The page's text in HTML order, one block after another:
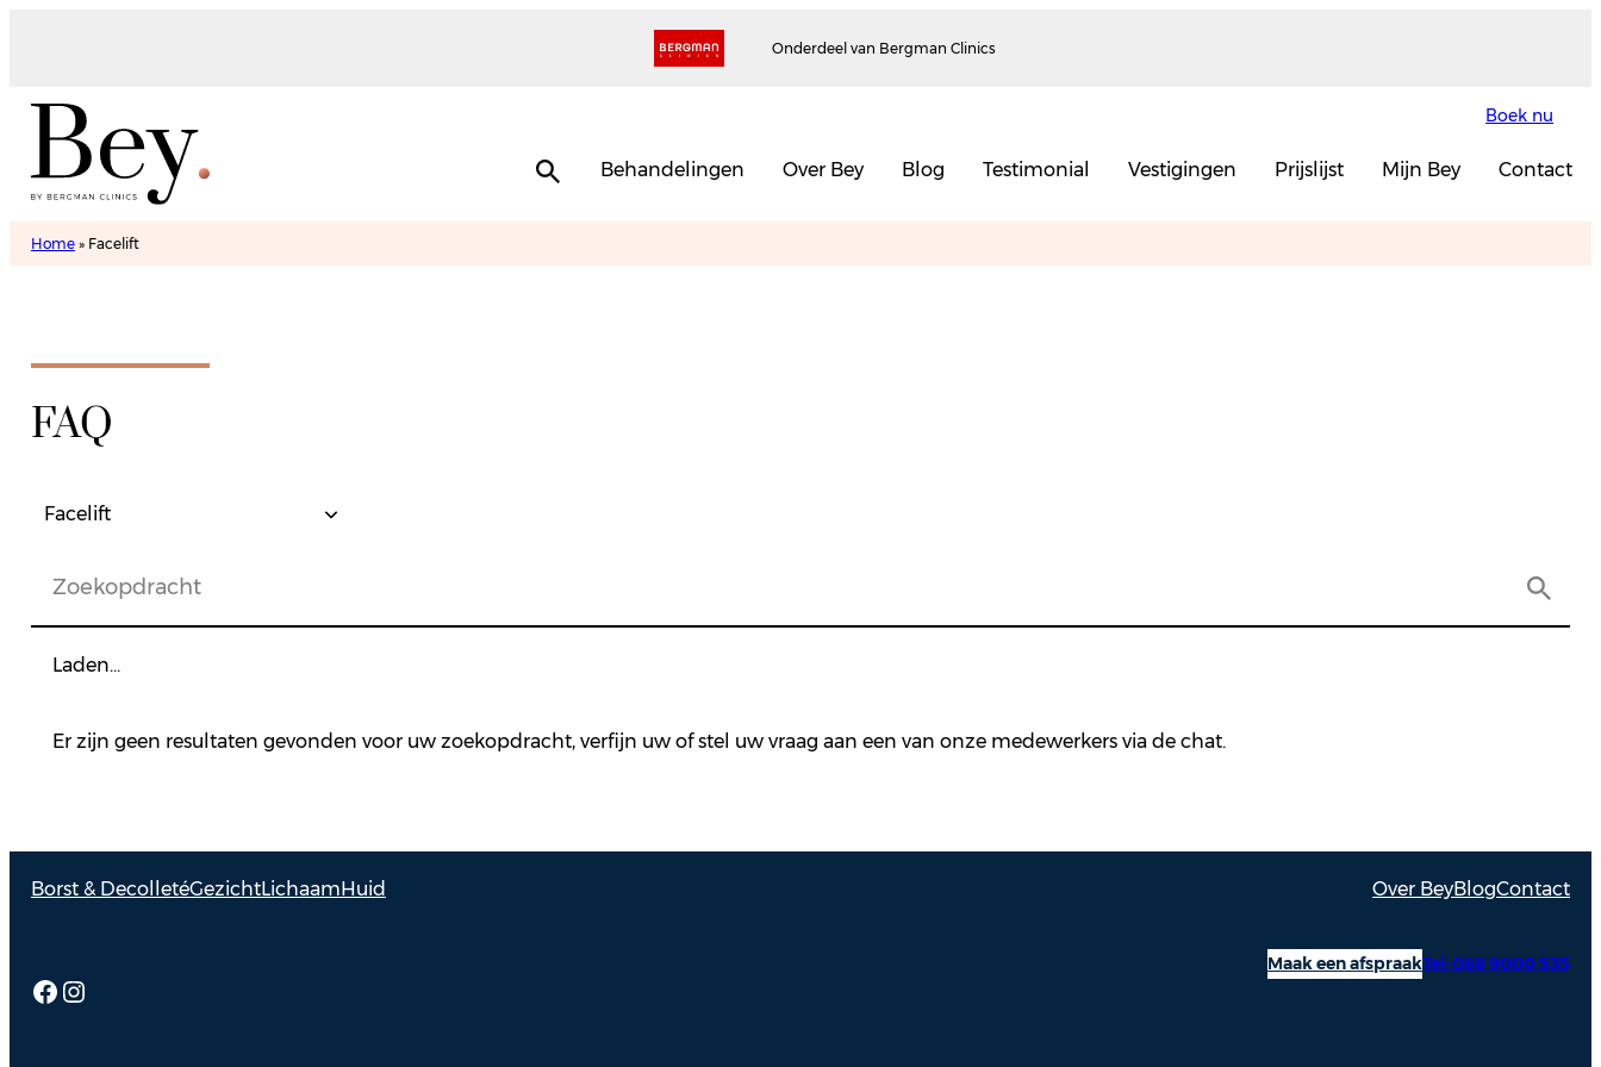
Onderdeel van Bergman Clinics
Boek nu
Behandelingen Over Bey Blog Testimonial Vestigingen Prijslijst Mijn Bey Contact
Home» Facelift
FAQ
Laden…
Er zijn geen resultaten gevonden voor uw zoekopdracht, verfijn uw of stel uw vraag aan een van onze medewerkers via de chat.
Borst & DecolletéGezichtLichaamHuid Over BeyBlogContact
Facebook
Instagram
Maak een afspraakTel: 088 9000 535